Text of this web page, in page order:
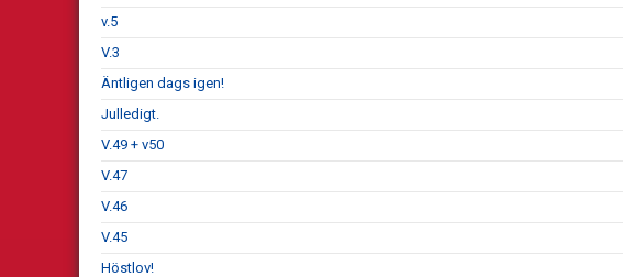
v.5
V.3
Äntligen dags igen!
Julledigt.
V.49 + v50
V.47
V.46
V.45
Höstlov!